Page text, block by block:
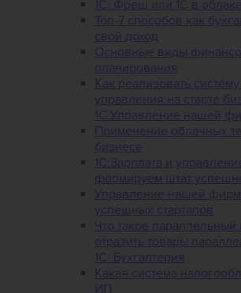
1C: Фреш или 1С в облаке
Топ-7 способов как
свой доход
Основные виды
планирования
Как реализовать
управления на старте
1С:Управление нашей
Применение облачных
бизнесе
1C:Зарплата и
формируем штат
Управление нашей
успешных стартапов
Что такое параллельный
отразить товары
1С: Бухгалтерия
Какая система
ИП